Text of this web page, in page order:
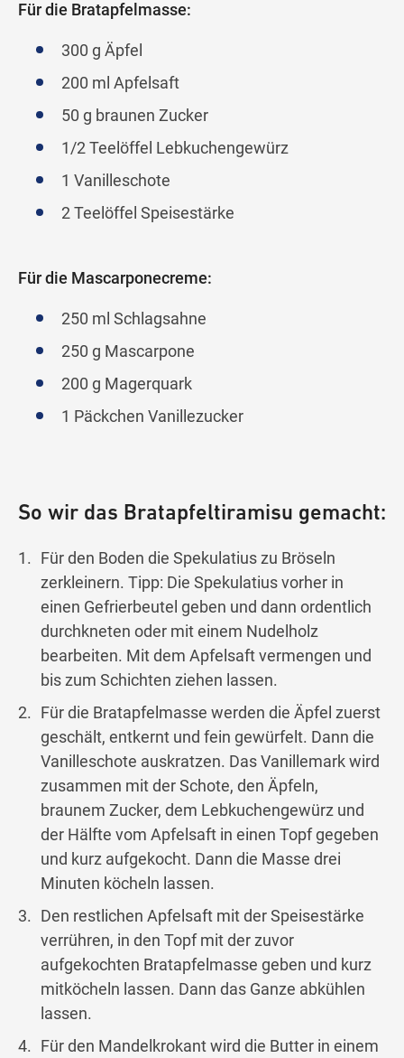
Für die Bratapfelmasse:
300 g Äpfel
200 ml Apfelsaft
50 g braunen Zucker
1/2 Teelöffel Lebkuchengewürz
1 Vanilleschote
2 Teelöffel Speisestärke
Für die Mascarponecreme:
250 ml Schlagsahne
250 g Mascarpone
200 g Magerquark
1 Päckchen Vanillezucker
So wir das Bratapfeltiramisu gemacht:
Für den Boden die Spekulatius zu Bröseln
zerkleinern. Tipp: Die Spekulatius vorher in
einen Gefrierbeutel geben und dann ordentlich
durchkneten oder mit einem Nudelholz
bearbeiten. Mit dem Apfelsaft vermengen und
bis zum Schichten ziehen lassen.
Für die Bratapfelmasse werden die Äpfel zuerst
geschält, entkernt und fein gewürfelt. Dann die
Vanilleschote auskratzen. Das Vanillemark wird
zusammen mit der Schote, den Äpfeln,
braunem Zucker, dem Lebkuchengewürz und
der Hälfte vom Apfelsaft in einen Topf gegeben
und kurz aufgekocht. Dann die Masse drei
Minuten köcheln lassen.
Den restlichen Apfelsaft mit der Speisestärke
verrühren, in den Topf mit der zuvor
aufgekochten Bratapfelmasse geben und kurz
mitköcheln lassen. Dann das Ganze abkühlen
lassen.
Für den Mandelkrokant wird die Butter in einem